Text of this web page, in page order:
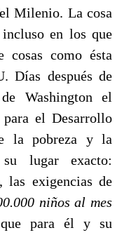
Milenio. La cosa
en los que
cosas como ésta
Días después de
Washington el
para el Desarrollo
la pobreza y la
lugar exacto:
las exigencias de
niños al mes
para él y su